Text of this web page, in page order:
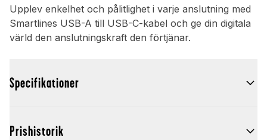
Upplev enkelhet och pålitlighet i varje anslutning med
Smartlines USB-A till USB-C-kabel och ge din digitala
värld den anslutningskraft den förtjänar.
Specifikationer
Prishistorik